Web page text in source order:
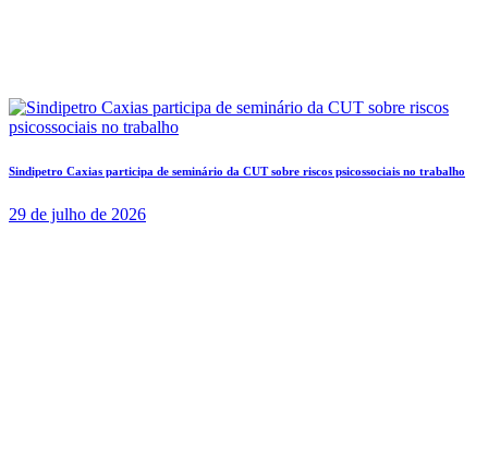
Sindipetro Caxias participa de seminário da CUT sobre riscos psicossociais no trabalho
29 de julho de 2026